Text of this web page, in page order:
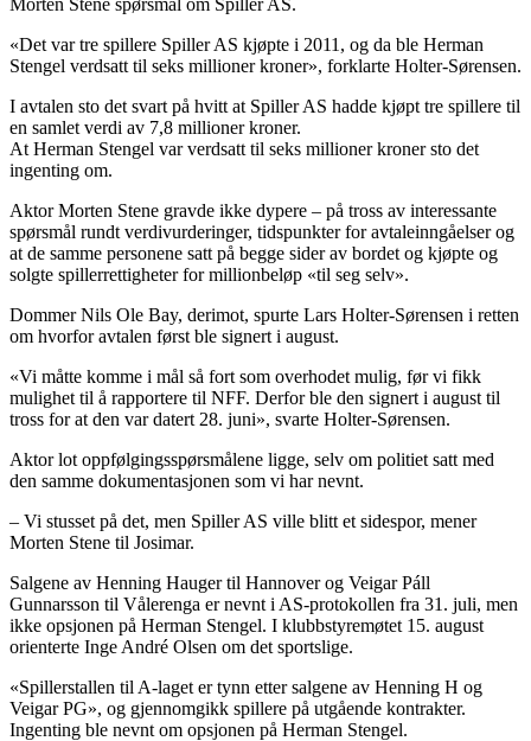
«Det var tre spillere Spiller AS kjøpte i 2011, og da ble Herman
Stengel verdsatt til seks millioner kroner», forklarte Holter-Sørensen.
I avtalen sto det svart på hvitt at Spiller AS hadde kjøpt tre spillere til
en samlet verdi av 7,8 millioner kroner.
At Herman Stengel var verdsatt til seks millioner kroner sto det
ingenting om.
Aktor Morten Stene gravde ikke dypere – på tross av interessante
spørsmål rundt verdivurderinger, tidspunkter for avtaleinngåelser og
at de samme personene satt på begge sider av bordet og kjøpte og
solgte spillerrettigheter for millionbeløp «til seg selv».
Dommer Nils Ole Bay, derimot, spurte Lars Holter-Sørensen i retten
om hvorfor avtalen først ble signert i august.
«Vi måtte komme i mål så fort som overhodet mulig, før vi fikk
mulighet til å rapportere til NFF. Derfor ble den signert i august til
tross for at den var datert 28. juni», svarte Holter-Sørensen.
Aktor lot oppfølgingsspørsmålene ligge, selv om politiet satt med
den samme dokumentasjonen som vi har nevnt.
– Vi stusset på det, men Spiller AS ville blitt et sidespor, mener
Morten Stene til Josimar.
Salgene av Henning Hauger til Hannover og Veigar Páll
Gunnarsson til Vålerenga er nevnt i AS-protokollen fra 31. juli, men
ikke opsjonen på Herman Stengel. I klubbstyremøtet 15. august
orienterte Inge André Olsen om det sportslige.
«Spillerstallen til A-laget er tynn etter salgene av Henning H og
Veigar PG», og gjennomgikk spillere på utgående kontrakter.
Ingenting ble nevnt om opsjonen på Herman Stengel.